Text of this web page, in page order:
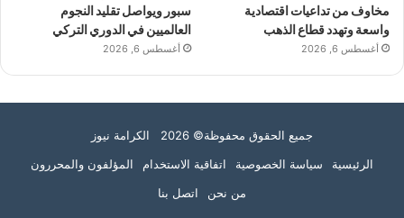
مخاوف من تداعيات اقتصادية
واسعة وتهدد قطاع الذهب
أغسطس 6, 2026
سبور ويواصل تقليد النجوم
العالميين في الدوري التركي
أغسطس 6, 2026
جميع الحقوق محفوظة© 2026 الكرامة نيوز
الرئيسية
سياسة الخصوصية اتفاقية الاستخدام
المؤلفون والمحررون
من نحن
اتصل بنا